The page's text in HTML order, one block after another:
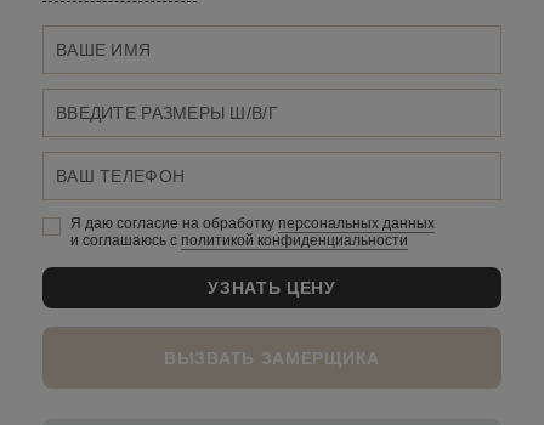
Я даю согласие на обработку персональных данныx
и соглашаюсь c политикой конфиденциальности
ВЫЗВАТЬ ЗАМЕРЩИКА